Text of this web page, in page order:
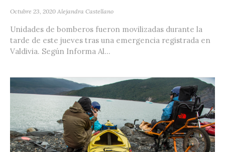
Octubre 23, 2020 Alejandra Castellano
Unidades de bomberos fueron movilizadas durante la
tarde de este jueves tras una emergencia registrada en
Valdivia. Según Informa Al...